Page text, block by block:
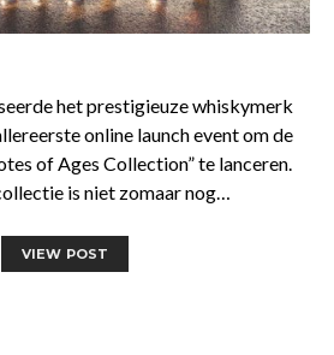
het prestigieuze whiskymerk
online launch event om de
of Ages Collection” te lanceren.
is niet zomaar nog…
VIEW POST